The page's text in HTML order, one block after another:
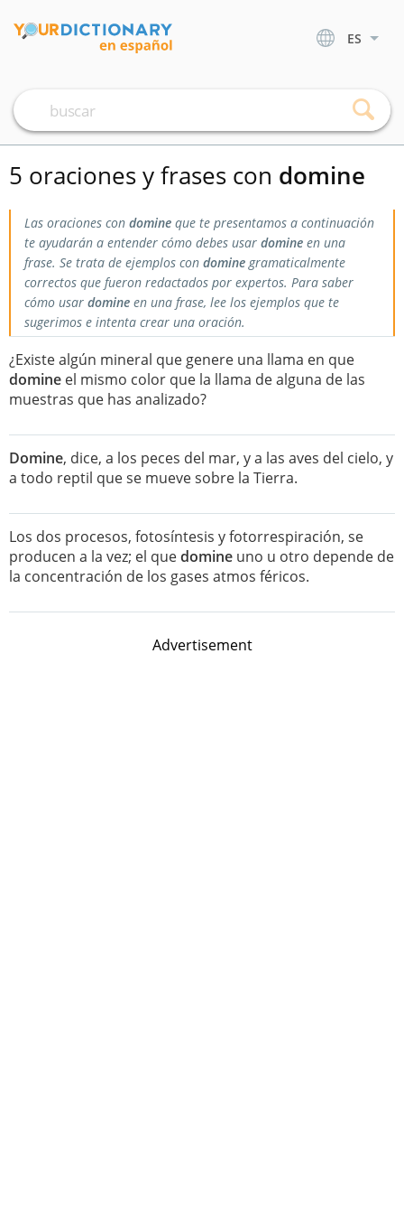
ES
5 oraciones y frases con domine
Las oraciones con domine que te presentamos a continuación
te ayudarán a entender cómo debes usar domine en una
frase. Se trata de ejemplos con dominegramaticalmente
correctos que fueron redactados por expertos. Para saber
cómo usar domine en una frase, lee los ejemplos que te
sugerimos e intenta crear una oración.
¿Existe algún mineral que genere una llama en que
domine el mismo color que la llama de alguna de las
muestras que has analizado?
Domine, dice, a los peces del mar, y a las aves del cielo, y
a todo reptil que se mueve sobre la Tierra.
Los dos procesos, fotosíntesis y fotorrespiración, se
producen a la vez; el quedomine uno u otro depende de
la concentración de los gases atmos féricos.
Advertisement